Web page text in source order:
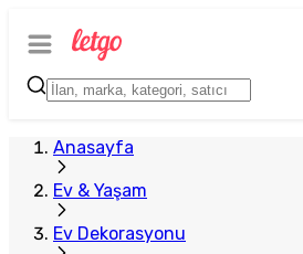
Anasayfa
Ev & Yaşam
Ev Dekorasyonu